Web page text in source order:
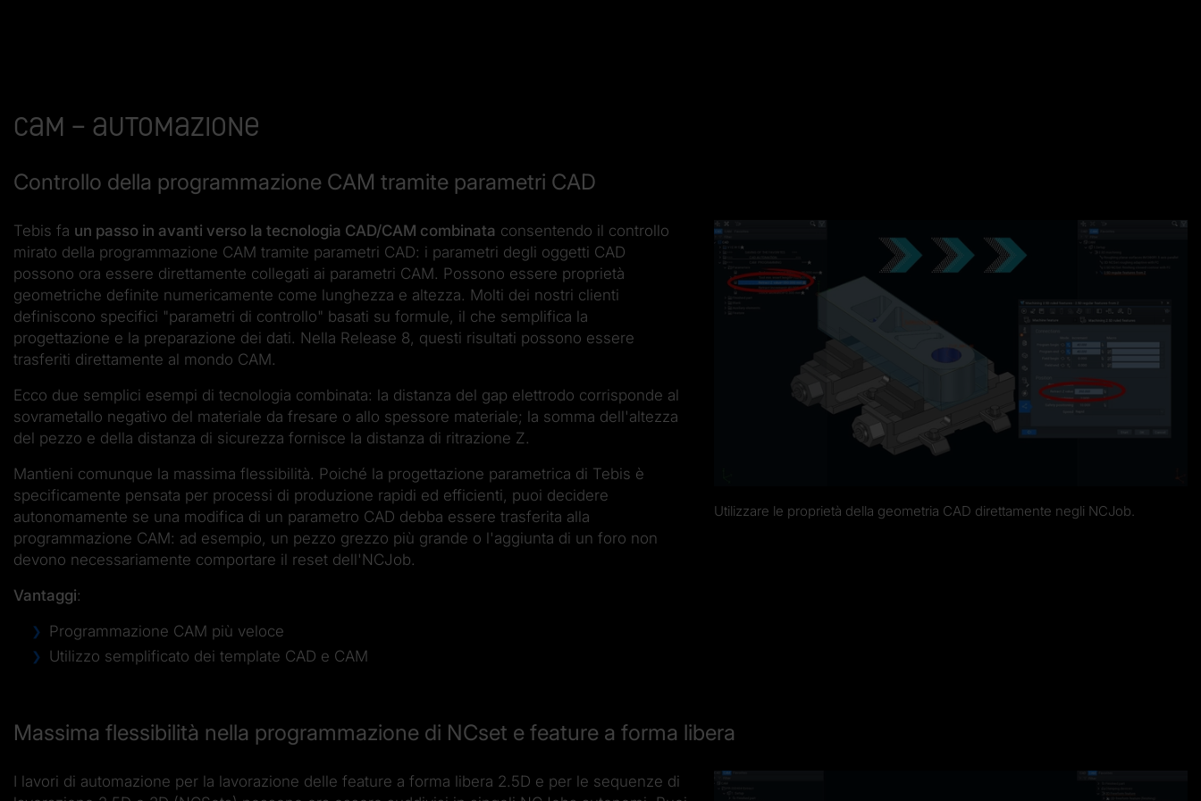
CAM – Automazione
Controllo della programmazione CAM tramite parametri CAD
Utilizzare le proprietà della geometria CAD direttamente negli NCJob.
Tebis fa un passo in avanti verso la tecnologia CAD/CAM combinata consentendo il controllo
mirato della programmazione CAM tramite parametri CAD: i parametri degli oggetti CAD
possono ora essere direttamente collegati ai parametri CAM. Possono essere proprietà
geometriche definite numericamente come lunghezza e altezza. Molti dei nostri clienti
definiscono specifici "parametri di controllo" basati su formule, il che semplifica la
progettazione e la preparazione dei dati. Nella Release 8, questi risultati possono essere
trasferiti direttamente al mondo CAM.
Ecco due semplici esempi di tecnologia combinata: la distanza del gap elettrodo corrisponde al
sovrametallo negativo del materiale da fresare o allo spessore materiale; la somma dell'altezza
del pezzo e della distanza di sicurezza fornisce la distanza di ritrazione Z.
Mantieni comunque la massima flessibilità. Poiché la progettazione parametrica di Tebis è
specificamente pensata per processi di produzione rapidi ed efficienti, puoi decidere
autonomamente se una modifica di un parametro CAD debba essere trasferita alla
programmazione CAM: ad esempio, un pezzo grezzo più grande o l'aggiunta di un foro non
devono necessariamente comportare il reset dell'NCJob.
Vantaggi:
Programmazione CAM più veloce
Utilizzo semplificato dei template CAD e CAM
Massima flessibilità nella programmazione di NCset e feature a forma libera
I lavori di automazione per la lavorazione delle feature a forma libera 2.5D e per le sequenze di